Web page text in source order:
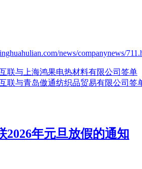
news/companynews/
联与上海鸿果电热材料有限公司签单
联与青岛傲通纺织品贸易有限公司签
2026年元旦放假的通知